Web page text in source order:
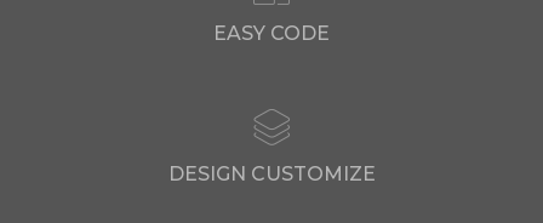
EASY CODE
DESIGN CUSTOMIZE